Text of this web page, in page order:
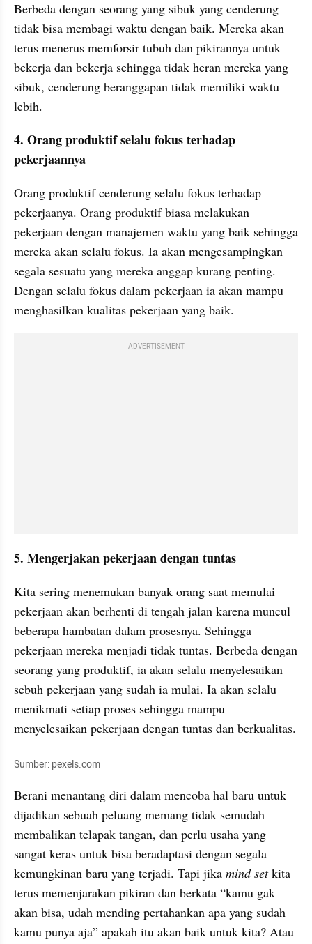
Berbeda dengan seorang yang sibuk yang cenderung
tidak bisa membagi waktu dengan baik. Mereka akan
terus menerus memforsir tubuh dan pikirannya untuk
bekerja dan bekerja sehingga tidak heran mereka yang
sibuk, cenderung beranggapan tidak memiliki waktu
lebih.
4. Orang produktif selalu fokus terhadap
pekerjaannya
Orang produktif cenderung selalu fokus terhadap
pekerjaanya. Orang produktif biasa melakukan
pekerjaan dengan manajemen waktu yang baik sehingga
mereka akan selalu fokus. Ia akan mengesampingkan
segala sesuatu yang mereka anggap kurang penting.
Dengan selalu fokus dalam pekerjaan ia akan mampu
menghasilkan kualitas pekerjaan yang baik.
ADVERTISEMENT
5. Mengerjakan pekerjaan dengan tuntas
Kita sering menemukan banyak orang saat memulai
pekerjaan akan berhenti di tengah jalan karena muncul
beberapa hambatan dalam prosesnya. Sehingga
pekerjaan mereka menjadi tidak tuntas. Berbeda dengan
seorang yang produktif, ia akan selalu menyelesaikan
sebuh pekerjaan yang sudah ia mulai. Ia akan selalu
menikmati setiap proses sehingga mampu
menyelesaikan pekerjaan dengan tuntas dan berkualitas.
Sumber: pexels.com
Berani menantang diri dalam mencoba hal baru untuk
dijadikan sebuah peluang memang tidak semudah
membalikan telapak tangan, dan perlu usaha yang
sangat keras untuk bisa beradaptasi dengan segala
kemungkinan baru yang terjadi. Tapi jika mind set kita
terus memenjarakan pikiran dan berkata “kamu gak
akan bisa, udah mending pertahankan apa yang sudah
kamu punya aja” apakah itu akan baik untuk kita? Atau